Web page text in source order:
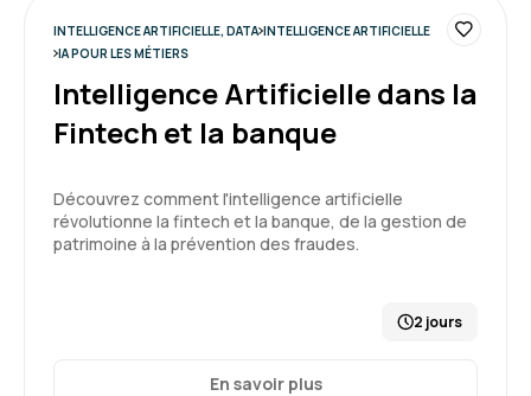
Guillaume B.
5
Formation riche. Au delà des exemples et de la
pratique, elle m'a donné une vision large sur l'IA
générative, ces opportunités, ses usages, ...
Formation : IA générative, état de l'art
INTELLIGENCE ARTIFICIELLE, DATA INTELLIGENCE ARTIFICIELLE
IA POUR LES MÉTIERS
Intelligence Artificielle dans la
Fintech et la banque
Découvrez comment l'intelligence artificielle
révolutionne la fintech et la banque, de la gestion de
patrimoine à la prévention des fraudes.
2 jours
En savoir plus